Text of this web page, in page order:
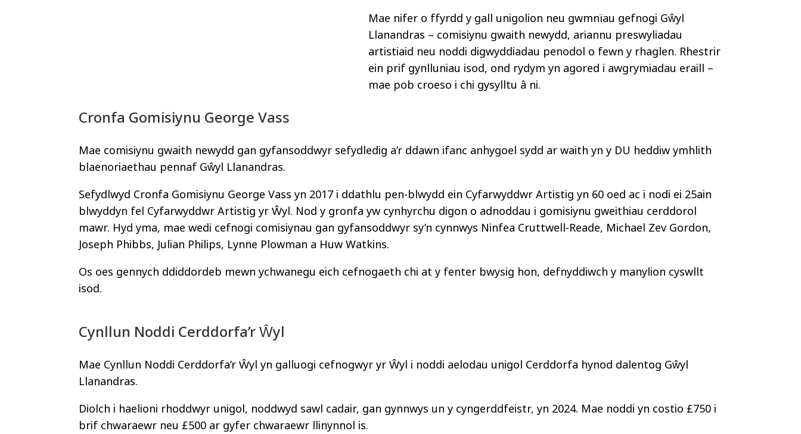
Mae nifer o ffyrdd y gall unigolion neu gwmnïau gefnogi Gŵyl
Llanandras – comisiynu gwaith newydd, ariannu preswyliadau
artistiaid neu noddi digwyddiadau penodol o fewn y rhaglen. Rhestrir
ein prif gynlluniau isod, ond rydym yn agored i awgrymiadau eraill –
mae pob croeso i chi gysylltu â ni.
Cronfa Gomisiynu George Vass
Mae comisiynu gwaith newydd gan gyfansoddwyr sefydledig a’r ddawn ifanc anhygoel sydd ar waith yn y DU heddiw ymhlith
blaenoriaethau pennaf Gŵyl Llanandras.
Sefydlwyd Cronfa Gomisiynu George Vass yn 2017 i ddathlu pen-blwydd ein Cyfarwyddwr Artistig yn 60 oed ac i nodi ei 25ain
blwyddyn fel Cyfarwyddwr Artistig yr Ŵyl. Nod y gronfa yw cynhyrchu digon o adnoddau i gomisiynu gweithiau cerddorol
mawr. Hyd yma, mae wedi cefnogi comisiynau gan gyfansoddwyr sy’n cynnwys Ninfea Cruttwell-Reade, Michael Zev Gordon,
Joseph Phibbs, Julian Philips, Lynne Plowman a Huw Watkins.
Os oes gennych ddiddordeb mewn ychwanegu eich cefnogaeth chi at y fenter bwysig hon, defnyddiwch y manylion cyswllt
isod.
Cynllun Noddi Cerddorfa’r Ŵyl
Mae Cynllun Noddi Cerddorfa’r Ŵyl yn galluogi cefnogwyr yr Ŵyl i noddi aelodau unigol Cerddorfa hynod dalentog Gŵyl
Llanandras.
Diolch i haelioni rhoddwyr unigol, noddwyd sawl cadair, gan gynnwys un y cyngerddfeistr, yn 2024. Mae noddi yn costio £750 i
brif chwaraewr neu £500 ar gyfer chwaraewr llinynnol is.